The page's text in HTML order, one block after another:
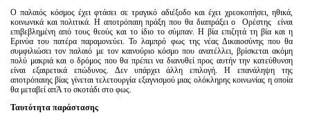
Ο παλαιός κόσμος έχει φτάσει σε τραγικό αδιέξοδο και έχει χρεοκοπήσει, ηθικά,
κοινωνικά και πολιτικά. Η αποτρόπαιη πράξη που θα διαπράξει ο Ορέστης είναι
επιβεβλημένη από τους θεούς και το ίδιο το σύμπαν. Η βία επιζητά τη βία και η
Ερινύα του πατέρα παραμονεύει. Το λαμπρό φως της νέας Δικαιοσύνης που θα
συμφιλιώσει τον παλαιό με τον καινούριο κόσμο που ανατέλλει, βρίσκεται ακόμη
πολύ μακριά και ο δρόμος που θα πρέπει να διανυθεί προς αυτήν την κατεύθυνση
είναι εξαιρετικά επώδυνος. Δεν υπάρχει άλλη επιλογή. Η επανάληψη της
αποτρόπαιης βίας γίνεται τελετουργία εξαγνισμού μιας ολόκληρης κοινωνίας η οποία
θα μεταβεί απΆ το σκοτάδι στο φως.
Ταυτότητα παράστασης